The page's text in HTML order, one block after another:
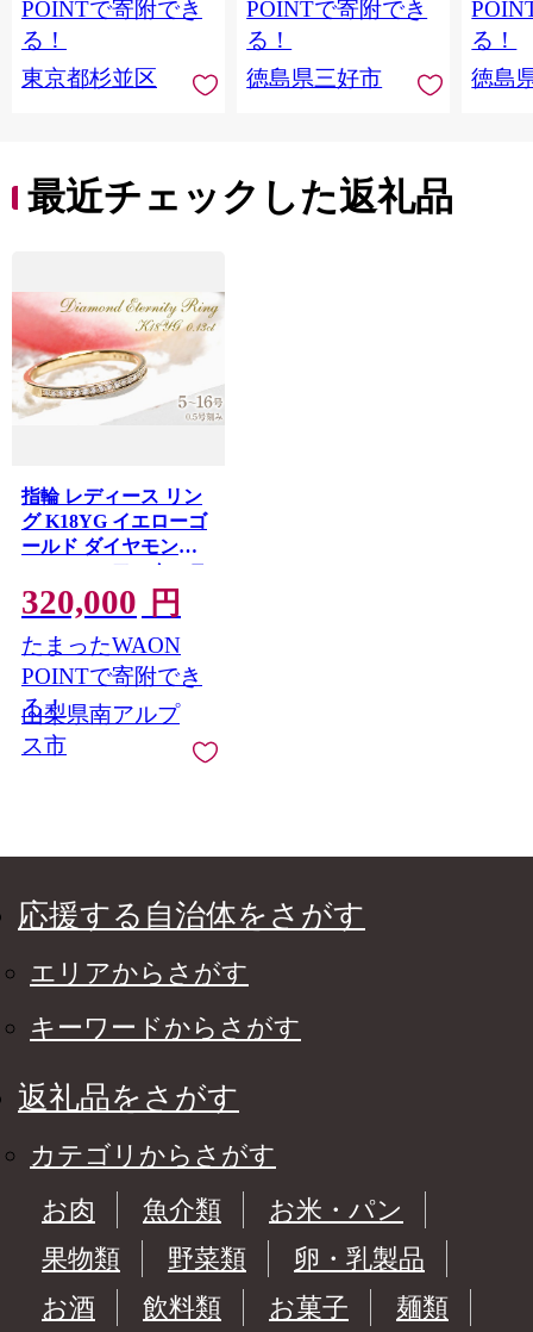
き下ろし 書き下ろし
限定デザイン アート
ワーク オリジナルグ
ッズ
POINTで寄附でき
る！
東京都杉並区
こ資料館 阿波池田本
町通り いけだ阿波お
どり お土産 日用品 フ
ァッション おしゃれ
POINTで寄附でき
る！
徳島県三好市
料館
り い
お土産
ション
る！
徳島
最近チェックした返礼品
指輪 レディース リン
グ K18YG イエローゴ
ールド ダイヤモンド
0.13ct ハーフエタニテ
ィ 華奢 極細 細身 18金
リング ダイヤ ジュエ
リー 山梨県 南アルプ
ス市 【f200-k18yg】
ALPAZ204
320,000 円
たまったWAON
POINTで寄附でき
る！
山梨県南アルプ
ス市
応援する自治体をさがす
エリアからさがす
キーワードからさがす
返礼品をさがす
カテゴリからさがす
お肉
魚介類
お米・パン
果物類
野菜類
卵・乳製品
お酒
飲料類 お菓子
麺類